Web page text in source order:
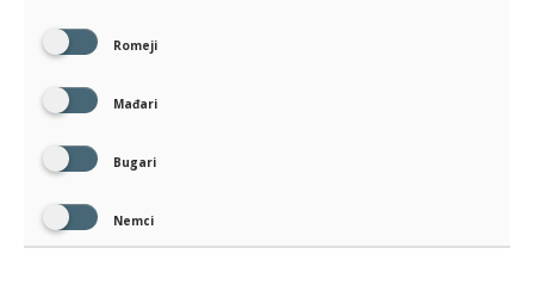
Romeji
Mađari
Bugari
Nemci